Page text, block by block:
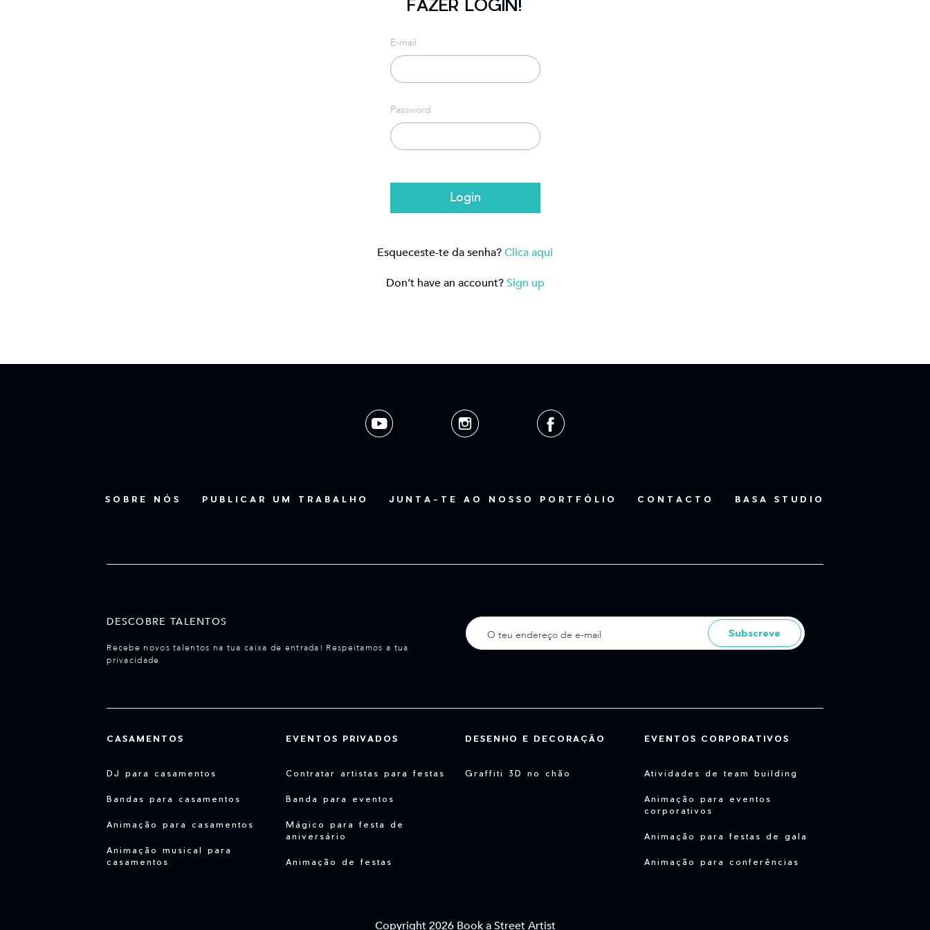
FAZER LOGIN!
E-mail
Password
Login
Esqueceste-te da senha?Clica aqui
Don’t have an account?Sign up
SOBRE NÓS PUBLICAR UM TRABALHO JUNTA-TE AO NOSSO PORTFÓLIO CONTACTO BASA STUDIO
DESCOBRE TALENTOS
Recebe novos talentos na tua caixa de entrada! Respeitamos a tua
privacidade
Subscreve
CASAMENTOS
DJ para casamentos
Bandas para casamentos
Animação para casamentos
Animação musical para
casamentos
EVENTOS PRIVADOS
Contratar artistas para festas
Banda para eventos
Mágico para festa de
aniversário
Animação de festas
DESENHO E DECORAÇÃO
Graffiti 3D no chão
EVENTOS CORPORATIVOS
Atividades de team building
Animação para eventos
corporativos
Animação para festas de gala
Animação para conferências
Copyright 2026 Book a Street Artist